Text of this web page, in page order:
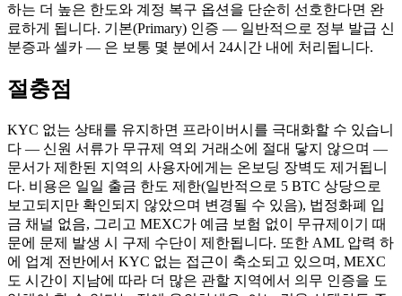
하는 더 높은 한도와 계정 복구 옵션을 단순히 선호한다면 완
료하게 됩니다. 기본(Primary) 인증 — 일반적으로 정부 발급 신
분증과 셀카 — 은 보통 몇 분에서 24시간 내에 처리됩니다.
절충점
KYC 없는 상태를 유지하면 프라이버시를 극대화할 수 있습니
다 — 신원 서류가 무규제 역외 거래소에 절대 닿지 않으며 —
문서가 제한된 지역의 사용자에게는 온보딩 장벽도 제거됩니
다. 비용은 일일 출금 한도 제한(일반적으로 5 BTC 상당으로
보고되지만 확인되지 않았으며 변경될 수 있음), 법정화폐 입
금 채널 없음, 그리고 MEXC가 예금 보험 없이 무규제이기 때
문에 문제 발생 시 구제 수단이 제한됩니다. 또한 AML 압력 하
에 업계 전반에서 KYC 없는 접근이 축소되고 있으며, MEXC
도 시간이 지남에 따라 더 많은 관할 지역에서 의무 인증을 도